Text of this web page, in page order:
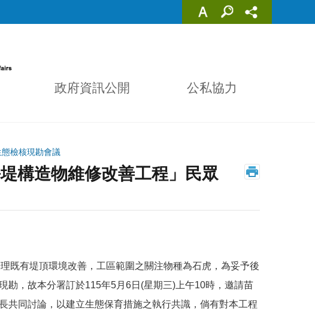
政府資訊公開
公私協力
檢核現勘會議
構造物維修改善工程」民眾
既有堤頂環境改善，工區範圍之關注物種為石虎，為妥予後
勘，故本分署訂於115年5月6日(星期三)上午10時，邀請苗
共同討論，以建立生態保育措施之執行共識，倘有對本工程